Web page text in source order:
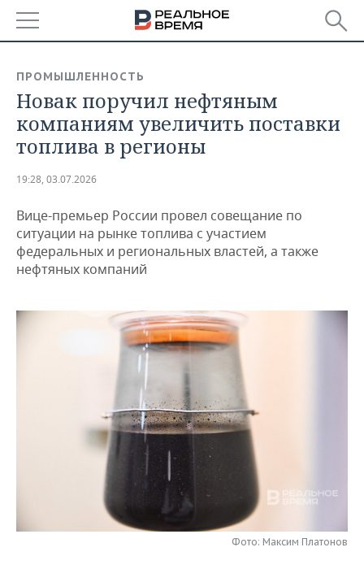
БАШКОРТОСТАН
ТАТАРСТАН
НОВОСТИ
АНАЛИТИКА
ДЕКЛАРАЦИИ О ДОХОДАХ
КОРОЛИ ГОСЗАКАЗА ПФО
ВУЗЫ ТАТАРСТАНА
КОМУ ПРИНАДЛЕЖАТ
ТОРГОВЫЕ ЦЕНТРЫ
НОВОСТИ ЭКОНОМИКИ
ФИНАНСЫ
БАНКИ
БЮДЖЕТ
ПРОМЫШЛЕННОСТЬ
НОВОСТИ
ПРОМЫШЛЕННОСТИ
МАШИНОСТРОЕНИЕ
НЕДВИЖИМОСТЬ
НОВОСТИ НЕДВИЖИМОСТИ
НОВОСТИ АВТО
БИЗНЕС
НОВОСТИ БИЗНЕСА
РОЗНИЧНАЯ ТОРГОВЛЯ
ТРАНСПОРТ
НОВОСТИ ТЕХНОЛОГИЙ
ТЕЛЕКОММУНИКАЦИИ
НОВОСТИ МЕРОПРИЯТИЙ
ВЫЕЗДНАЯ РЕДАКЦИЯ
БИЗНЕС-БРАНЧИ
НОВОСТИ СПОРТА
НОВОСТИ ОБЩЕСТВА
ФОТОГАЛЕРЕЯ
ПРОМЫШЛЕННОСТЬ
Новак поручил нефтяным
компаниям увеличить поставки
топлива в регионы
19:28, 03.07.2026
Вице-премьер России провел совещание по
ситуации на рынке топлива с участием
федеральных и региональных властей, а также
нефтяных компаний
Фото: Максим Платонов